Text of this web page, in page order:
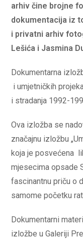
arhiv čine brojne
dokumentacija iz
i privatni arhiv
Lešića i Jasmina
Dokumentarna
i umjetničkih
i stradanja 1992-
Ova izložba se
značajnu izložbu
koja je posvećena
mjesecima opsade
fascinantnu priču o
samome početku
Dokumentarni
izložbe u Galeriji